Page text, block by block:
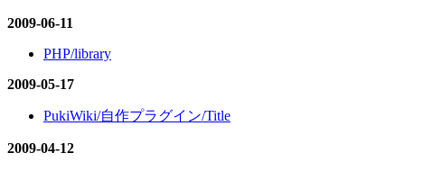
2009-06-11
PHP/library
2009-05-17
PukiWiki/自作プラグイン/Title
2009-04-12